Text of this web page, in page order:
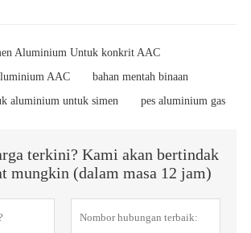
Aluminium Untuk konkrit AAC
AAC
bahan mentah binaan
aluminium untuk simen
pes aluminium gas
terkini? Kami akan bertindak
mungkin (dalam masa 12 jam)